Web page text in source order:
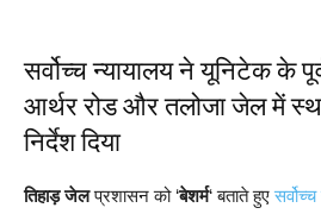
सर्वोच्च न्यायालय ने यूनिटेक के
आर्थर रोड और तलोजा जेल में
निर्देश दिया
तिहाड़ जेलप्रशासन को ‘बेशर्म‘ बताते हुए